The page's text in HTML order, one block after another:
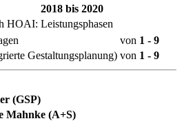
2018 bis 2020
HOAI: Leistungsphasen
von 1 - 9
Gestaltungsplanung) von 1 - 9
(GSP)
Mahnke (A+S)